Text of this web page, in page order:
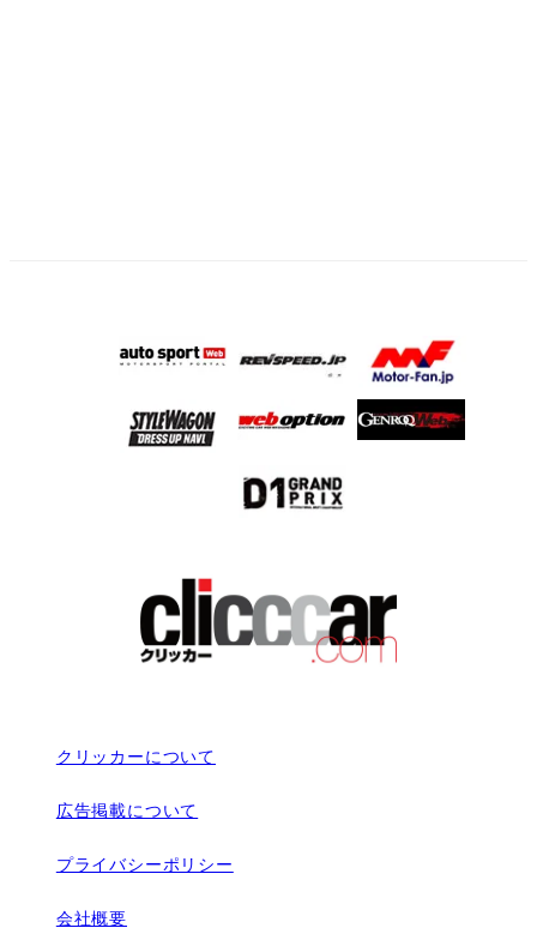
クリッカーについて
広告掲載について
プライバシーポリシー
会社概要